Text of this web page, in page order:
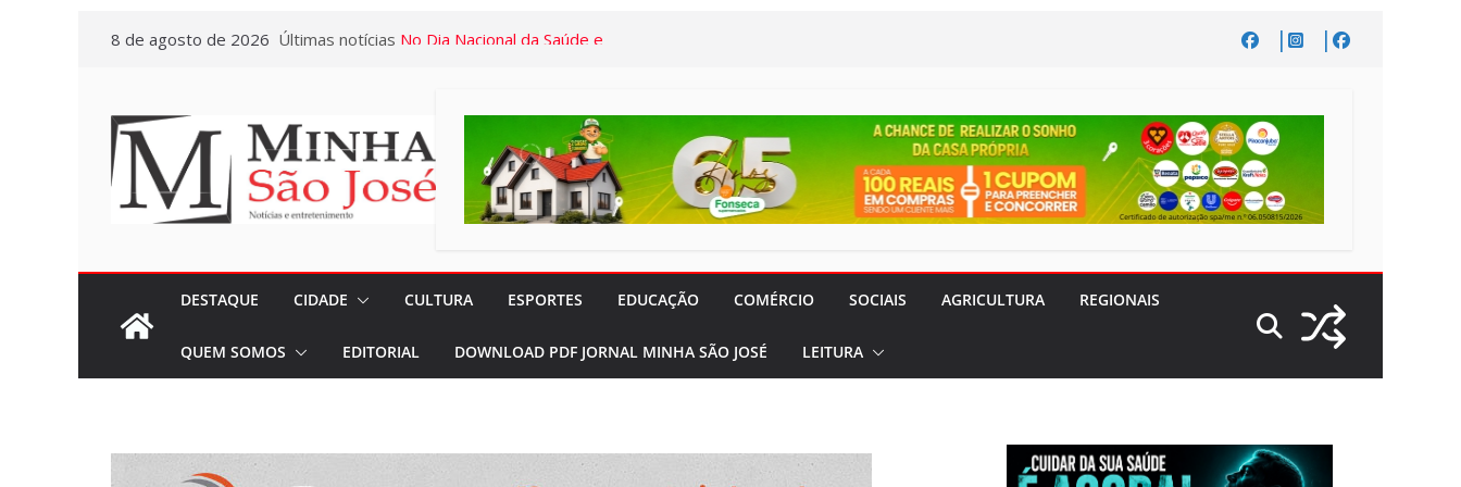
conteúdo
8 de agosto de 2026 Últimas notícias No Dia Nacional da Saúde e
Casa em Rio Pardo
Exposição “Remexendo o
Baú” e Documentário “Vozes
dia 10/08
Miniférias: CVC Rio Pardo
viagens aos feriados nos
DESTAQUE CIDADE CULTURA ESPORTES EDUCAÇÃO COMÉRCIO SOCIAIS AGRICULTURA REGIONAIS
QUEM SOMOS EDITORIAL DOWNLOAD PDF JORNAL MINHA SÃO JOSÉ LEITURA